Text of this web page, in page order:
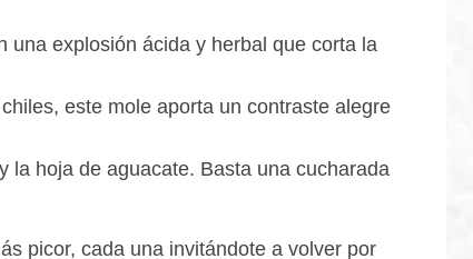
una explosión ácida y herbal que corta la
este mole aporta un contraste alegre
la hoja de aguacate. Basta una cucharada
picor, cada una invitándote a volver por